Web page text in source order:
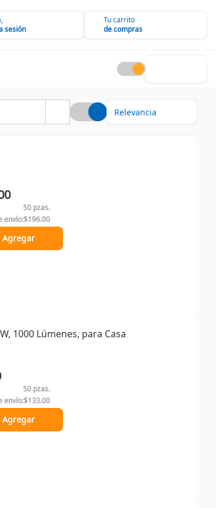
sesión
Tu carrito
de compras
envío:$196.00
50 pzas.
Agregar
1000 Lúmenes, para Casa
envío:$133.00
50 pzas.
Agregar